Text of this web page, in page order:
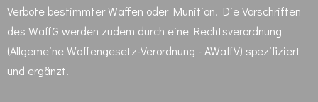
Verbote bestimmter Waffen oder Munition. Die Vorschriften
des WaffG werden zudem durch eine Rechtsverordnung
(Allgemeine Waffengesetz-Verordnung - AWaffV) spezifiziert
und ergänzt.